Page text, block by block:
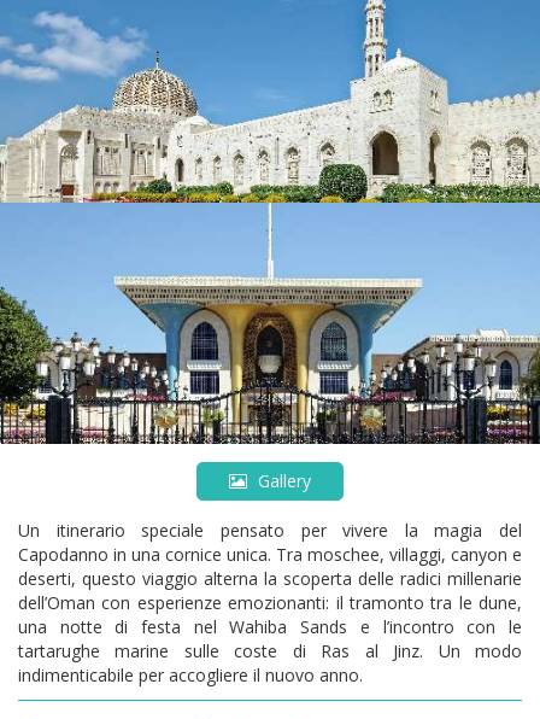
Gallery
Un itinerario speciale pensato per vivere la magia del
Capodanno in una cornice unica. Tra moschee, villaggi, canyon e
deserti, questo viaggio alterna la scoperta delle radici millenarie
dell’Oman con esperienze emozionanti: il tramonto tra le dune,
una notte di festa nel Wahiba Sands e l’incontro con le
tartarughe marine sulle coste di Ras al Jinz. Un modo
indimenticabile per accogliere il nuovo anno.